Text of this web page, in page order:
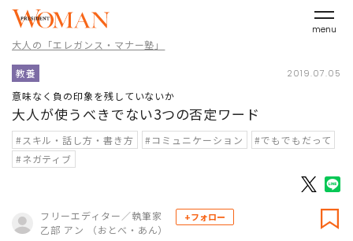
menu
大人の「エレガンス・マナー塾」
教養 2019.07.05
意味なく負の印象を残していないか
大人が使うべきでない3つの否定ワード
#スキル・話し方・書き方 #コミュニケーション
#でもでもだって
#ネガティブ
フリーエディター／執筆家
乙部 アン （おとべ・あん）
+フォロー